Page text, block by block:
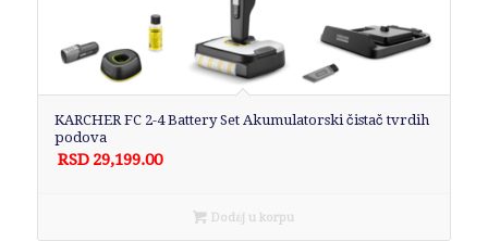
KARCHER FC 2-4 Battery Set Akumulatorski čistač tvrdih
podova
RSD 29,199.00
Dodaj u korpu